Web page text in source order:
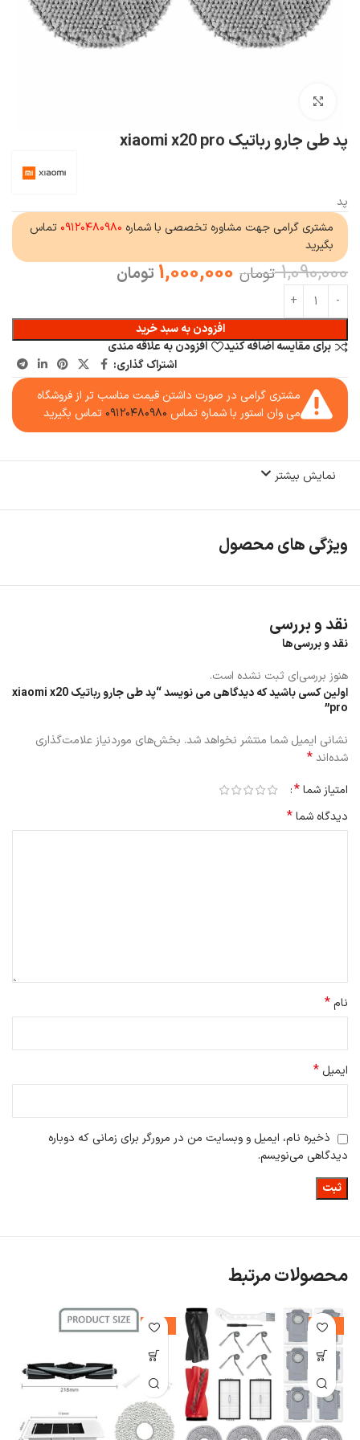
پد طی جارو رباتیک xiaomi x20 pro
پد
مشتری گرامی جهت مشاوره تخصصی با شماره ۰۹۱۲۰۴۸۰۹۸۰ تماس
بگیرید
1,090,000 تومان 1,000,000 تومان
افزودن به سبد خرید
برای مقایسه اضافه کنید
افزودن به علاقه مندی
اشتراک گذاری:
مشتری گرامی در صورت داشتن قیمت مناسب تر از فروشگاه
می وان استور با شماره تماس ۰۹۱۲۰۴۸۰۹۸۰ تماس بگیرید
نمایش بیشتر
ویژگی های محصول
نقد و بررسی
نقد و بررسی‌ها
هنوز بررسی‌ای ثبت نشده است.
اولین کسی باشید که دیدگاهی می نویسد “پد طی جارو رباتیک xiaomi x20
pro”
نشانی ایمیل شما منتشر نخواهد شد. بخش‌های موردنیاز علامت‌گذاری
شده‌اند*
امتیاز شما*
دیدگاه شما*
نام*
ایمیل *
ذخیره نام، ایمیل و وبسایت من در مرورگر برای زمانی که دوباره
دیدگاهی می‌نویسم.
محصولات مرتبط
-11%
-39%